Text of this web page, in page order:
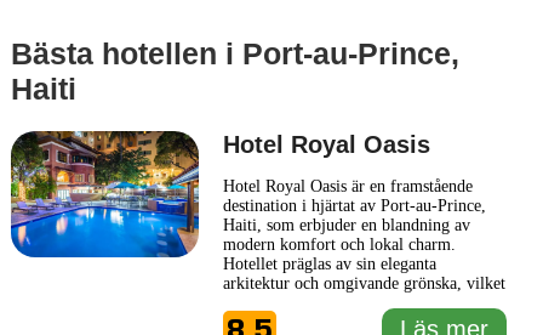
Bästa hotellen i Port-au-Prince,
Haiti
Hotel Royal Oasis
Hotel Royal Oasis är en framstående
destination i hjärtat av Port-au-Prince,
Haiti, som erbjuder en blandning av
modern komfort och lokal charm.
Hotellet präglas av sin eleganta
arkitektur och omgivande grönska, vilket
resenärer som söker både rekreation och
Läs mer